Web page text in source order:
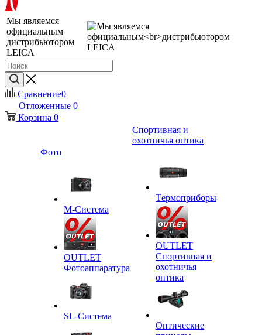
Мы являемся
официальным
дистрибьютором
LEICA
Сравнение0
Отложенные 0
Корзина 0
Фото
M-Система
OUTLET
Фотоаппаратура
SL-Система
Спортивная и
охотничья оптика
Tермоприборы
OUTLET
Спортивная и
охотничья
оптика
Оптические